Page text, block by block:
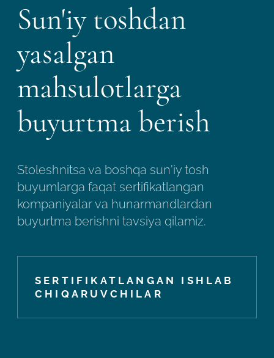
Sun'iy toshdan
yasalgan
mahsulotlarga
buyurtma berish
Stoleshnitsa va boshqa sun'iy tosh
buyumlarga faqat sertifikatlangan
kompaniyalar va hunarmandlardan
buyurtma berishni tavsiya qilamiz.
SERTIFIKATLANGAN ISHLAB
CHIQARUVCHILAR